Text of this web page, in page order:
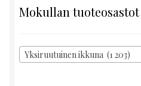
Mokullan tuoteosastot
Yksiruutuinen ikkuna (1 203)